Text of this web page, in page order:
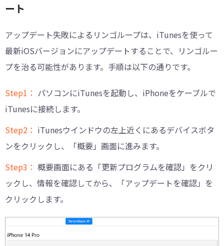
ート
アップデート失敗によるリンゴループは、iTunesを使って
最新iOSバージョンにアップデートすることで、リンゴルー
プを治る可能性があります。手順は以下の通りです。
Step1： パソコンにiTunesを起動し、iPhoneをケーブルで
iTunesに接続します。
Step2： iTunesウインドウの左上近くにあるデバイスボタ
ンをクリックし、「概要」画面に進みます。
Step3： 概要画面にある「更新プログラムを確認」をクリ
ックし、情報を確認してから、「アップデートを確認」を
クリックします。